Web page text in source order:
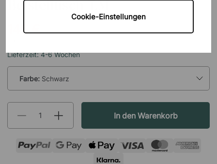
Cookie-Einstellungen
Beistelltisch T.M
145 €
Lieferzeit: 4-6 Wochen
Farbe: Schwarz
In den Warenkorb